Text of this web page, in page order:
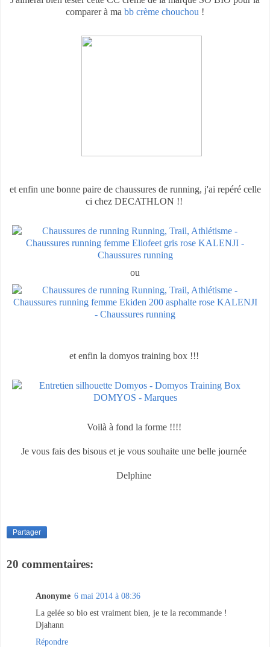
comparer à ma bb crème chouchou !
et enfin une bonne paire de chaussures de running, j'ai repéré celle
ci chez DECATHLON !!
ou
et enfin la domyos training box !!!
Voilà à fond la forme !!!!
Je vous fais des bisous et je vous souhaite une belle journée
Delphine
Partager
20 commentaires:
Anonyme 6 mai 2014 à 08:36
La gelée so bio est vraiment bien, je te la recommande !
Djahann
Répondre